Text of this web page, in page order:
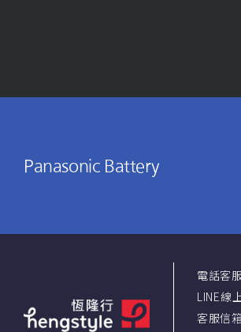
Panasonic Battery
電話客
LINE線
客服信